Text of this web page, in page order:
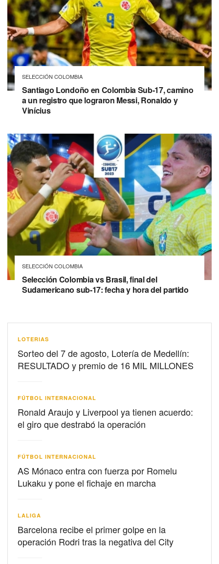
SELECCIÓN COLOMBIA
Santiago Londoño en Colombia Sub-17, camino
a un registro que lograron Messi, Ronaldo y
Vinícius
SELECCIÓN COLOMBIA
Selección Colombia vs Brasil, final del
Sudamericano sub-17: fecha y hora del partido
LOTERIAS
Sorteo del 7 de agosto, Lotería de Medellín:
RESULTADO y premio de 16 MIL MILLONES
FÚTBOL INTERNACIONAL
Ronald Araujo y Liverpool ya tienen acuerdo:
el giro que destrabó la operación
FÚTBOL INTERNACIONAL
AS Mónaco entra con fuerza por Romelu
Lukaku y pone el fichaje en marcha
LALIGA
Barcelona recibe el primer golpe en la
operación Rodri tras la negativa del City